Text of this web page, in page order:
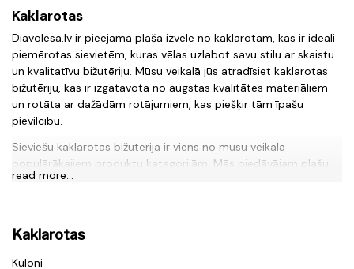
Kaklarotas
Diavolesa.lv ir pieejama plaša izvēle no kaklarotām, kas ir ideāli
piemērotas sievietēm, kuras vēlas uzlabot savu stilu ar skaistu
un kvalitatīvu bižutēriju. Mūsu veikalā jūs atradīsiet kaklarotas
bižutēriju, kas ir izgatavota no augstas kvalitātes materiāliem
un rotāta ar dažādām rotājumiem, kas piešķir tām īpašu
pievilcību.
Sieviešu kaklarotas bižutērija ir viens no mūsu veikala
populārākajiem produktu kategorijām. Mēs piedāvājam plašu
izvēli no kaklarotām ar dažādām formām, izmēriem un krāsām,
lielu rūpību un uzmanību pret detaļām, lai nodrošinātu augstu
read more...
Kaklarotas
Kuloni